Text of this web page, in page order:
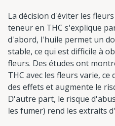
La décision d'éviter les
teneur en THC s'explique
d'abord, l'huile permet un
stable, ce qui est difficile à
fleurs. Des études ont
THC avec les fleurs varie,
des effets et augmente le
D'autre part, le risque
les fumer) rend les extraits